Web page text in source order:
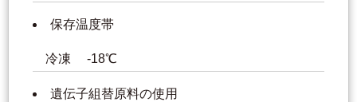
保存温度帯
冷凍 -18℃
遺伝子組替原料の使用